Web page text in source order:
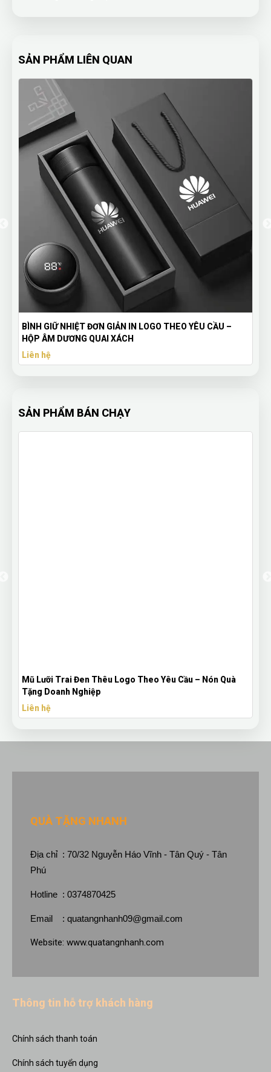
SẢN PHẨM LIÊN QUAN
BÌNH GIỮ NHIỆT ĐƠN GIẢN IN LOGO THEO YÊU CẦU –
HỘP ÂM DƯƠNG QUAI XÁCH
Liên hệ
SẢN PHẨM BÁN CHẠY
Mũ Lưỡi Trai Đen Thêu Logo Theo Yêu Cầu – Nón Quà
Tặng Doanh Nghiệp
Liên hệ
QUÀ TẶNG NHANH
Địa chỉ : 70/32 Nguyễn Háo Vĩnh - Tân Quý - Tân
Phú
Hotline : 0374870425
Email : quatangnhanh09@gmail.com
Website: www.quatangnhanh.com
Thông tin hỗ trợ khách hàng
Chính sách thanh toán
Chính sách tuyển dụng